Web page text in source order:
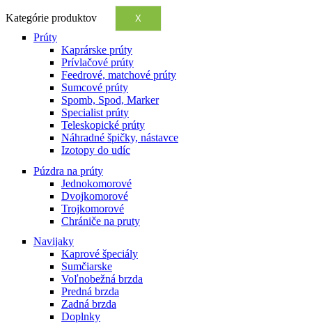
Kategórie produktov X
Prúty
Kaprárske prúty
Prívlačové prúty
Feedrové, matchové prúty
Sumcové prúty
Spomb, Spod, Marker
Specialist prúty
Teleskopické prúty
Náhradné špičky, nástavce
Izotopy do udíc
Púzdra na prúty
Jednokomorové
Dvojkomorové
Trojkomorové
Chrániče na pruty
Navijaky
Kaprové špeciály
Sumčiarske
Voľnobežná brzda
Predná brzda
Zadná brzda
Doplnky